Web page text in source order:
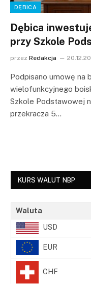
DĘBICA
Dębica
przy Szkole
przez Redakcja
Podpisano umowę na
wielofunkcyjnego
Szkole Podstawowej
przekracza 5…
KURS WALUT NBP
Waluta
USD
EUR
CHF